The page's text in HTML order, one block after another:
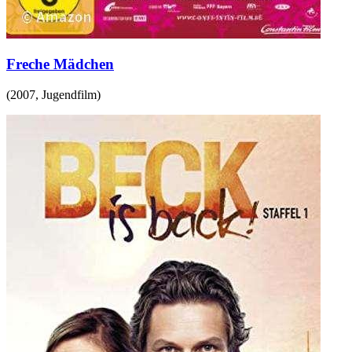
Freche Mädchen
(2007, Jugendfilm)